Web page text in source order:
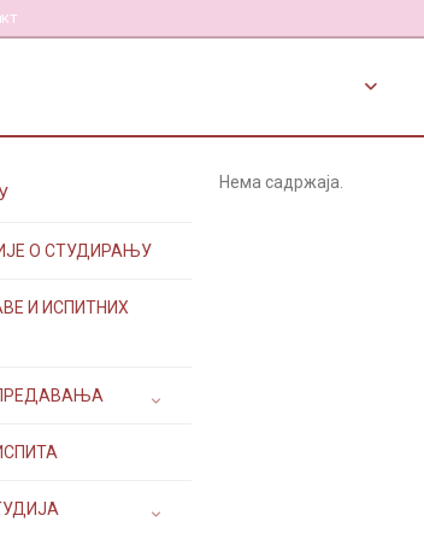
О СТУДИРАЊУ
И ИСПИТНИХ
Нема садржаја.